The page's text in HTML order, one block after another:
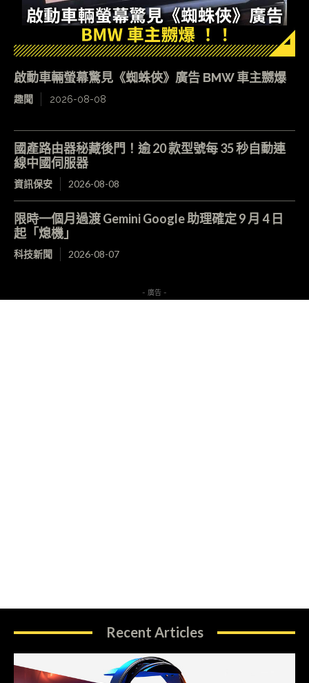
啟動車輛螢幕驚見《蜘蛛俠》廣告 BMW 車主嬲爆
趣聞 2026-08-08
國產路由器秘藏後門！逾 20 款型號每 35 秒自動連
線中國伺服器
資訊保安 2026-08-08
限時一個月過渡 Gemini Google 助理確定 9 月 4 日
起「熄機」
科技新聞 2026-08-07
- 廣告 -
Recent Articles